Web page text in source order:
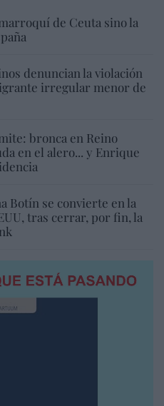
de Ceuta sino la
denuncian la violación
irregular menor de
bronca en Reino
en el alero... y Enrique
Botín se convierte en la
tras cerrar, por fin, la